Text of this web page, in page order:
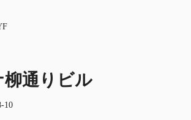
柳通りビル
10